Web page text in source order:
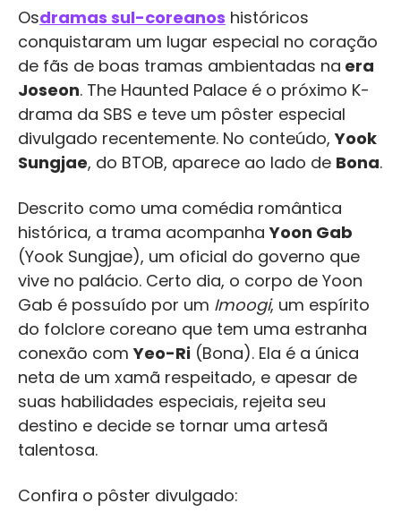
Osdramas sul-coreanos históricos
conquistaram um lugar especial no coração
de fãs de boas tramas ambientadas na era
Joseon. The Haunted Palace é o próximo K-
drama da SBS e teve um pôster especial
divulgado recentemente. No conteúdo,Yook
Sungjae, do BTOB, aparece ao lado de Bona.
Descrito como uma comédia romântica
histórica, a trama acompanhaYoon Gab
(Yook Sungjae), um oficial do governo que
vive no palácio. Certo dia, o corpo de Yoon
Gab é possuído por um Imoogi, um espírito
do folclore coreano que tem uma estranha
conexão comYeo-Ri (Bona). Ela é a única
neta de um xamã respeitado, e apesar de
suas habilidades especiais, rejeita seu
destino e decide se tornar uma artesã
talentosa.
Confira o pôster divulgado: